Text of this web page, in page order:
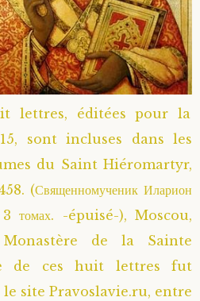
lettres, éditées pour la
sont incluses dans les
du Saint Hiéromartyr,
(Священномученик Иларион
3 томах. -épuisé-), Moscou,
de la Sainte
de ces huit lettres fut
site Pravoslavie.ru, entre